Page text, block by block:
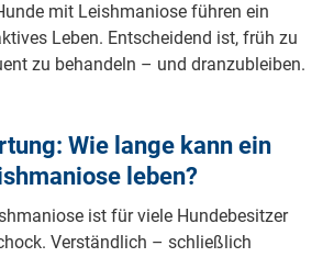
mit Leishmaniose führen ein
Leben. Entscheidend ist, früh zu
zu behandeln – und dranzubleiben.
Wie lange kann ein
leben?
ist für viele Hundebesitzer
Verständlich – schließlich